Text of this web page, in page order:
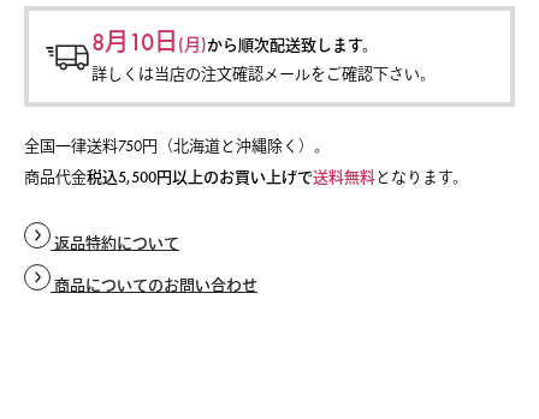
8月10日 (月)から順次配送致します。
詳しくは当店の注文確認メールをご確認下さい。
全国一律送料750円（北海道と沖縄除く）。
商品代金税込5,500円以上のお買い上げで送料無料となります。
返品特約について
商品についてのお問い合わせ